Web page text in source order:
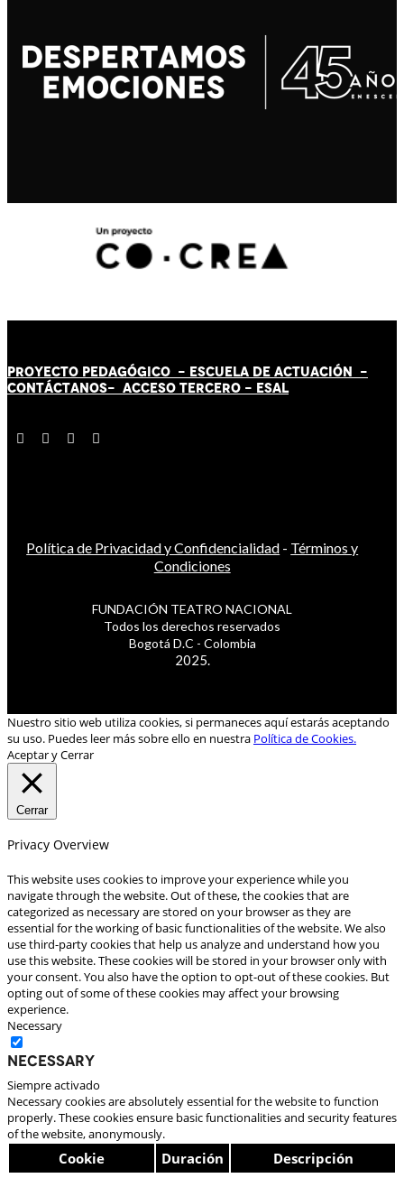
PROYECTO PEDAGÓGICO - ESCUELA DE ACTUACIÓN -
CONTÁCTANOS- ACCESO TERCERO - ESAL
Política de Privacidad y Confidencialidad - Términos y
Condiciones
FUNDACIÓN TEATRO NACIONAL
Todos los derechos reservados
Bogotá D.C - Colombia
2025.
Nuestro sitio web utiliza cookies, si permaneces aquí estarás aceptando
su uso. Puedes leer más sobre ello en nuestra Política de Cookies.
Aceptar y Cerrar
Cerrar
Privacy Overview
This website uses cookies to improve your experience while you
navigate through the website. Out of these, the cookies that are
categorized as necessary are stored on your browser as they are
essential for the working of basic functionalities of the website. We also
use third-party cookies that help us analyze and understand how you
use this website. These cookies will be stored in your browser only with
your consent. You also have the option to opt-out of these cookies. But
opting out of some of these cookies may affect your browsing
experience.
Necessary
Necessary
Siempre activado
Necessary cookies are absolutely essential for the website to function
properly. These cookies ensure basic functionalities and security features
of the website, anonymously.
Cookie Duración Descripción